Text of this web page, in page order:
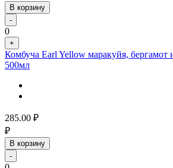
В корзину
-
0
+
Комбуча Earl Yellow маракуйя, бергамот
500мл
285.00 ₽
₽
В корзину
-